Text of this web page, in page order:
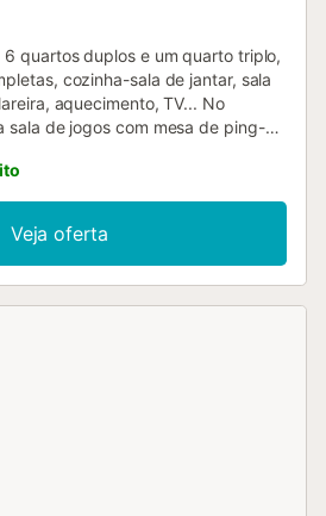
quartos duplos e um quarto triplo,
cozinha-sala de jantar, sala
aquecimento, TV... No
sala de jogos com mesa de ping-
Perto da casa encontra-se a
fazer caminhadas ou andar de
em trilhos marcados. Lugar muito
desfrutar de uma ampla vista
Veja oferta